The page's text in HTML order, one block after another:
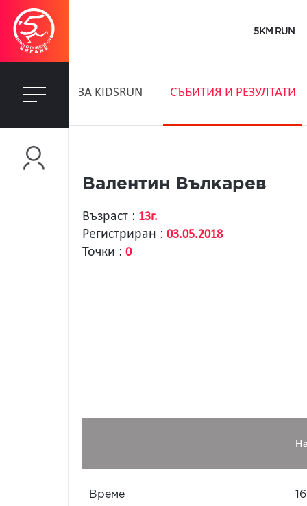
5KM RUN
ЗA KIDSRUN СЪБИТИЯ И РЕЗУЛТАТИ
Валентин Вълкарев
Възраст : 13г.
Регистриран : 03.05.2018
Точки : 0
Време